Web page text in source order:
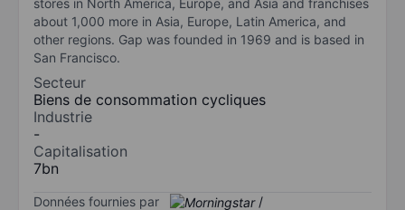
about 1,000 more in Asia, Europe, Latin America, and
other regions. Gap was founded in 1969 and is based in
San Francisco.
Secteur
Biens de consommation cycliques
Industrie
-
Capitalisation
7bn
Données fournies par /